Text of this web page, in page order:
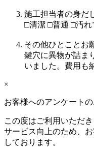
施工担当者の身だ
□清潔 □普通 □汚れ
その他ひとことお
鍵穴に異物が詰ま
いました。費用も
×
お客様へのアンケート
この度はご利用いただ
サービス向上のため、
しております。